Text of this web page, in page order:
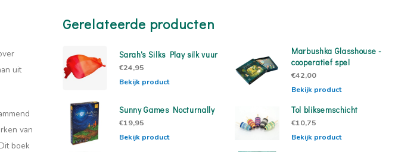
uit
van
boek
Gerelateerde producten
Sarah's Silks Play silk vuur
€24,95
Bekijk product
Marbushka Glasshouse -
cooperatief spel
€42,00
Bekijk product
Sunny Games Nocturnally
€19,95
Bekijk product
Tol bliksemschicht
€10,75
Bekijk product